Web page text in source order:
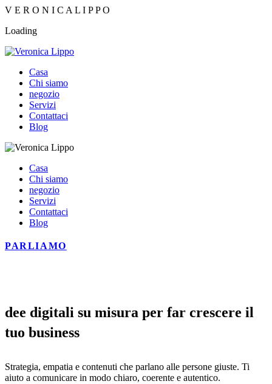
V E R O N I C A L I PPO
Loading
Casa
Chi siamo
negozio
Servizi
Contattaci
Blog
Casa
Chi siamo
negozio
Servizi
Contattaci
Blog
PARLIAMO
dee digitali su misura per far crescere il
tuo business
Strategia, empatia e contenuti che parlano alle persone giuste. Ti
aiuto a comunicare in modo chiaro, coerente e autentico.